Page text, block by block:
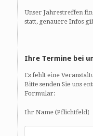
Unser Jahrestreffen
statt, genauere Infos
Ihre Termine bei
Es fehlt eine
Bitte senden Sie uns
Formular:
Ihr Name (Pflichtfeld)